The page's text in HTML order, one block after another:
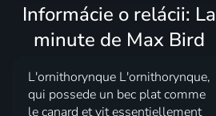
Informácie o relácii: La
minute de Max Bird
L'ornithorynque L'ornithorynque,
qui possede un bec plat comme
le canard et vit essentiellement